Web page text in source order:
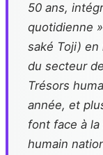
50 ans,
quotidienne
saké Toji) en
du secteur
Trésors
année, et
font face à
humain